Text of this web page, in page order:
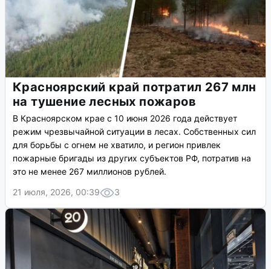
Красноярский край потратил 267 млн
на тушение лесных пожаров
В Красноярском крае с 10 июня 2026 года действует
режим чрезвычайной ситуации в лесах. Собственных сил
для борьбы с огнем не хватило, и регион привлек
пожарные бригады из других субъектов РФ, потратив на
это не менее 267 миллионов рублей.
21 июля, 2026, 00:39
3